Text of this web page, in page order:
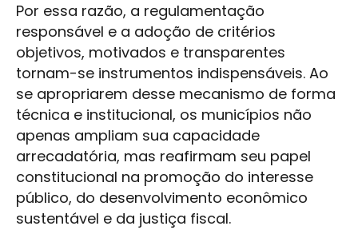
Por essa razão, a regulamentação
responsável e a adoção de critérios
objetivos, motivados e transparentes
tornam-se instrumentos indispensáveis. Ao
se apropriarem desse mecanismo de forma
técnica e institucional, os municípios não
apenas ampliam sua capacidade
arrecadatória, mas reafirmam seu papel
constitucional na promoção do interesse
público, do desenvolvimento econômico
sustentável e da justiça fiscal.